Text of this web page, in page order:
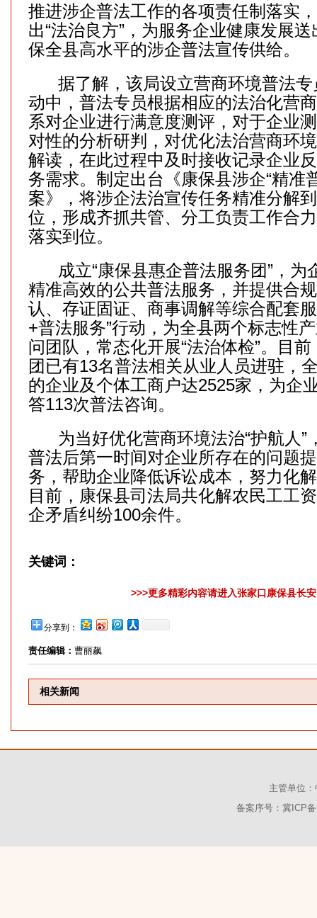
推进涉企普法工作的各项责任制落实
出“法治良方”，为服务企业健康发展送
保全县高水平的涉企普法宣传供给。
据了解，该局设立营商环境普法
动中，普法专员根据相应的法治化营
系对企业进行满意度测评，对于企业
对性的分析研判，对优化法治营商环
解读，在此过程中及时接收记录企业
务需求。制定出台《康保县涉企“精准
案》，将涉企法治宣传任务精准分解
位，形成齐抓共管、分工负责工作合
落实到位。
成立“康保县惠企普法服务团”，为
精准高效的公共普法服务，并提供合
认、存证固证、商事调解等综合配套
+普法服务”行动，为全县两个标志性
问团队，常态化开展“法治体检”。目
团已有13名普法相关从业人员进驻，
的企业及个体工商户达2525家，为企
答113次普法咨询。
为当好优化营商环境法治“护航人”
普法后第一时间对企业所存在的问题
务，帮助企业降低诉讼成本，努力化
目前，康保县司法局共化解农民工工
企矛盾纠纷100余件。
关键词：
>>>更多精彩内容请进入张家口康保县长
分享到：
责任编辑： 曹丽飙
相关新闻
主管单位
备案序号：冀ICP